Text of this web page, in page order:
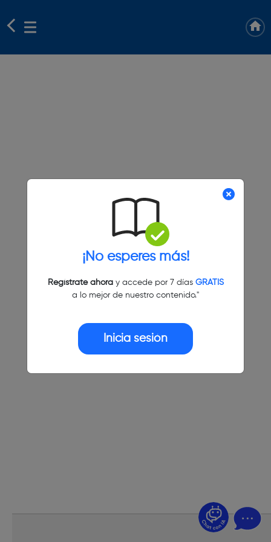
¡No esperes más!
Regístrate ahoray accede por 7 días GRATIS
a lo mejor de nuestro contenido."
Inicia sesión